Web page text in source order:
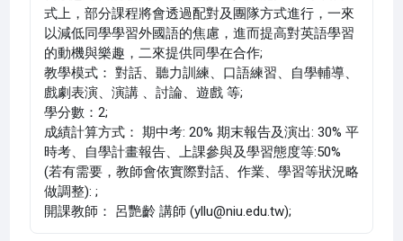
式上，部分課程將會透過配對及團隊方式進行，一來
以減低同學學習外國語的焦慮，進而提高對英語學習
的動機與樂趣，二來提供同學在合作;
教學模式： 對話、聽力訓練、口語練習、自學輔導、
戲劇表演、演講 、討論、遊戲 等;
學分數：2;
成績計算方式： 期中考: 20% 期末報告及演出: 30% 平
時考、自學計畫報告、上課參與及學習態度等:50%
(若有需要，教師會依實際對話、作業、學習等狀況略
做調整): ;
開課教師： 呂艷齡 講師 (yllu@niu.edu.tw);